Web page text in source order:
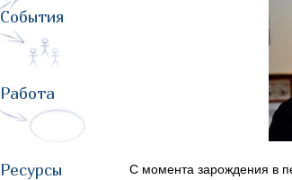
События
Работа
Ресурсы
С момента зарождения в